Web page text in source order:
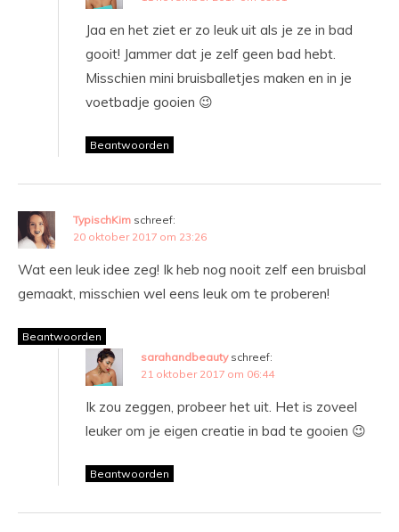
Jaa en het ziet er zo leuk uit als je ze in bad
gooit! Jammer dat je zelf geen bad hebt.
Misschien mini bruisballetjes maken en in je
voetbadje gooien 😉
Beantwoorden
TypischKim schreef:
20 oktober 2017 om 23:26
Wat een leuk idee zeg! Ik heb nog nooit zelf een bruisbal
gemaakt, misschien wel eens leuk om te proberen!
Beantwoorden
sarahandbeauty schreef:
21 oktober 2017 om 06:44
Ik zou zeggen, probeer het uit. Het is zoveel
leuker om je eigen creatie in bad te gooien 😉
Beantwoorden